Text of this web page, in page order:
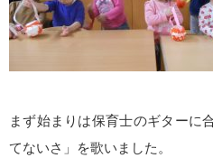
まず始まりは保育士のギターに
てないさ」を歌いました。